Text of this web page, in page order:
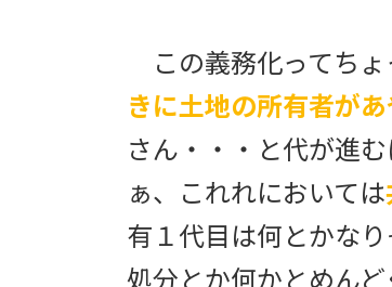
この義務化ってちょ
きに土地の所有者が
さん・・・と代が進
ぁ、これれにおいては
有１代目は何とかな
処分とか何かとめんど